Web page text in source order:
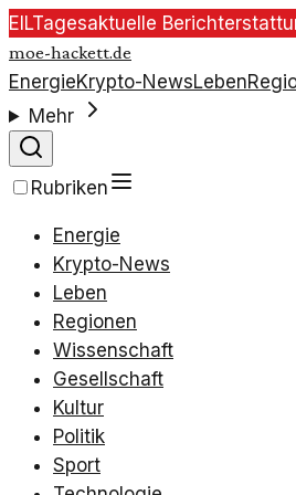
EILTagesaktuelle
moe-hackett.de
EnergieKrypto-NewsLeben
Mehr
Rubriken
Energie
Krypto-News
Leben
Regionen
Wissenschaft
Gesellschaft
Kultur
Politik
Sport